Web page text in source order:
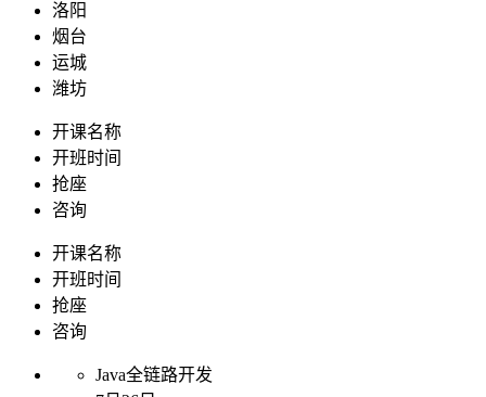
洛阳
烟台
运城
潍坊
开课名称
开班时间
抢座
咨询
开课名称
开班时间
抢座
咨询
Java全链路开发